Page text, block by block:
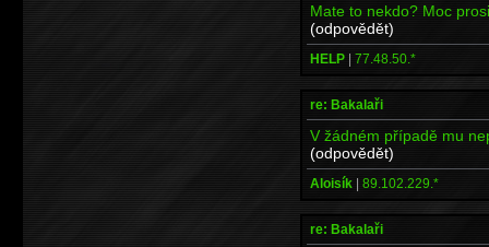
Mate to nekdo? Moc
(odpovědět)
HELP | 77.48.50.*
re: Bakalaři
V žádném případě mu
(odpovědět)
Aloisík | 89.102.229.*
re: Bakalaři